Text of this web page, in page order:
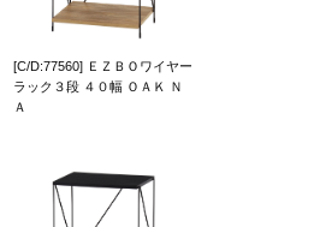
[C/D:77560] ＥＺＢＯワイヤー
ラック３段 ４０幅 ＯＡＫ Ｎ
Ａ